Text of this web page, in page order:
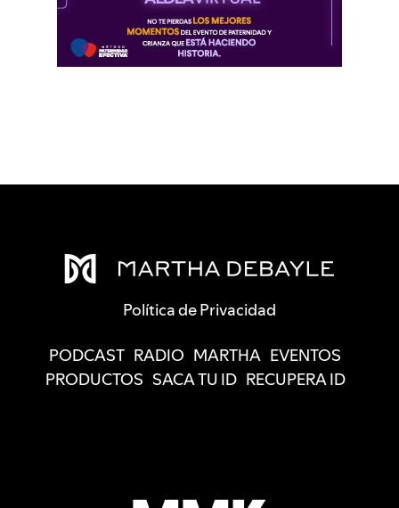
Política de Privacidad
PODCAST RADIO MARTHA EVENTOS
PRODUCTOS SACA TU ID RECUPERA ID